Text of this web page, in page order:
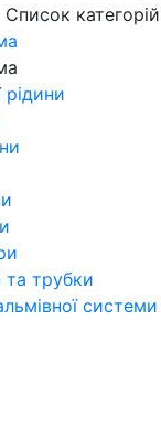
Список категорій
рідини
та трубки
системи